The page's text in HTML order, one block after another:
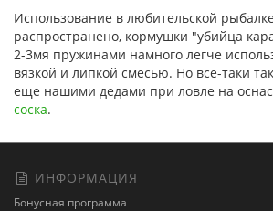
Использование в любительской
распространено, кормушки "убийца
2-3мя пружинами намного легче
вязкой и липкой смесью. Но все-таки
еще нашими дедами при ловле на
соска.
ИНФОРМАЦИЯ
Бонусная программа